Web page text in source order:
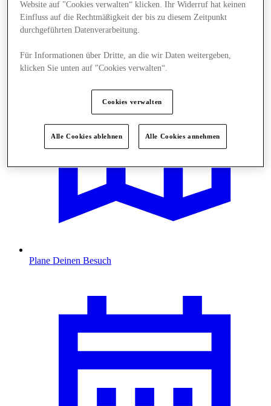
Angebote
Plane Deinen Besuch
Website auf "Cookies verwalten“ klicken. Ihr Widerruf hat keinen
Einfluss auf die Rechtmäßigkeit der bis zu diesem Zeitpunkt
durchgeführten Datenverarbeitung.
Für Informationen über Dritte, an die wir Daten weitergeben,
klicken Sie unten auf "Cookies verwalten“.
Cookies verwalten
Alle Cookies ablehnen Alle Cookies annehmen